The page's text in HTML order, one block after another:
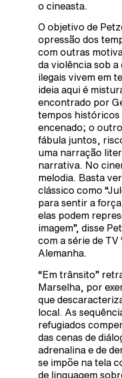
o cineasta.
O objetivo de
opressão dos
com outras
da violência sob a
ilegais vivem em
ideia aqui é
encontrado por
tempos históricos
encenado; o
fábula juntos,
uma narração
narrativa. No
melodia. Basta
clássico como
para sentir a
elas podem
imagem”, disse
com a série de TV
Alemanha.
“Em trânsito”
Marselha, por
que
local. As
refugiados
das cenas de
adrenalina e de
se impõe na tela
de linguagem